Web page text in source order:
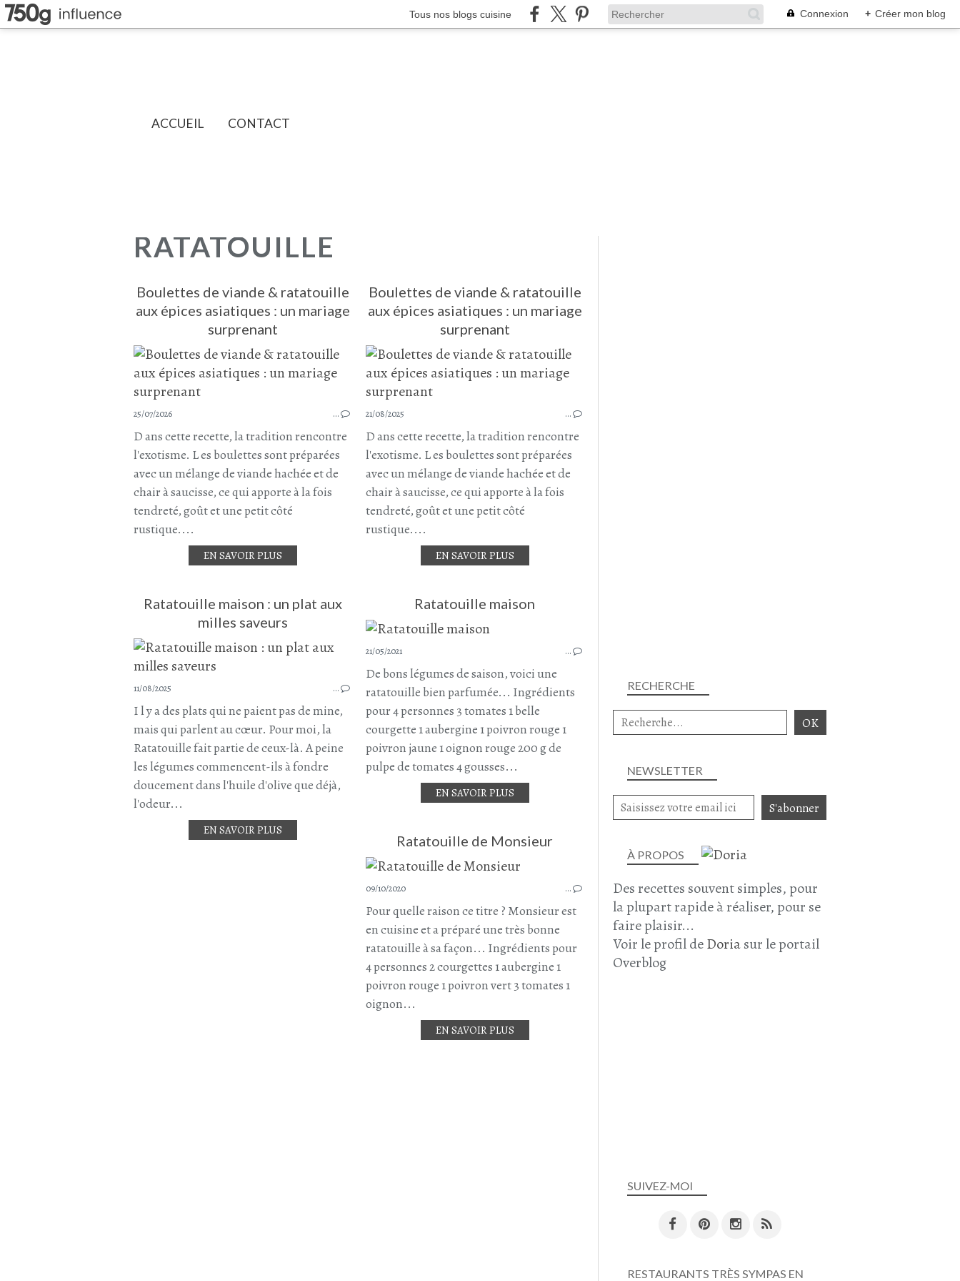
Tous nos blogs cuisine Connexion + Créer mon blog
ACCUEIL CONTACT
RATATOUILLE
Boulettes de viande & ratatouille
aux épices asiatiques : un mariage
surprenant
PLAT COMPLET
RATATOUILLE
POIVRON JAUNE
POIVRON ROUGE
AUBERGINE
BOEUF
BOEUF HACHÉ
25/07/2026 …
D ans cette recette, la tradition rencontre
l'exotisme. L es boulettes sont préparées
avec un mélange de viande hachée et de
chair à saucisse, ce qui apporte à la fois
tendreté, goût et une petit côté
rustique....
EN SAVOIR PLUS
Boulettes de viande & ratatouille
aux épices asiatiques : un mariage
surprenant
21/08/2025 …
D ans cette recette, la tradition rencontre
l'exotisme. L es boulettes sont préparées
avec un mélange de viande hachée et de
chair à saucisse, ce qui apporte à la fois
tendreté, goût et une petit côté
rustique....
EN SAVOIR PLUS
Ratatouille maison : un plat aux
milles saveurs
RATATOUILLE
AUBERGINE
COURGETTE
TOMATE
POIVRON
SAUCISSE CHORIZO
CUISINE MÉDITERRANÉENNE
AOÛT 2025
11/08/2025 …
I l y a des plats qui ne paient pas de mine,
mais qui parlent au cœur. Pour moi, la
Ratatouille fait partie de ceux-là. A peine
les légumes commencent-ils à fondre
doucement dans l'huile d'olive que déjà,
l'odeur...
EN SAVOIR PLUS
Ratatouille maison
LÉGUMES
21/05/2021 …
De bons légumes de saison, voici une
ratatouille bien parfumée... Ingrédients
pour 4 personnes 3 tomates 1 belle
courgette 1 aubergine 1 poivron rouge 1
poivron jaune 1 oignon rouge 200 g de
pulpe de tomates 4 gousses...
EN SAVOIR PLUS
Ratatouille de Monsieur
AUBERGINE
POIVRON
RATATOUILLE
09/10/2020 …
Pour quelle raison ce titre ? Monsieur est
en cuisine et a préparé une très bonne
ratatouille à sa façon... Ingrédients pour
4 personnes 2 courgettes 1 aubergine 1
poivron rouge 1 poivron vert 3 tomates 1
oignon...
EN SAVOIR PLUS
NEWSLETTER
SUIVEZ-MOI
RECHERCHE
À PROPOS
Des recettes souvent simples, pour
la plupart rapide à réaliser, pour se
faire plaisir...
Voir le profil deDoriasur le portail
Overblog
RESTAURANTS TRÈS SYMPAS EN